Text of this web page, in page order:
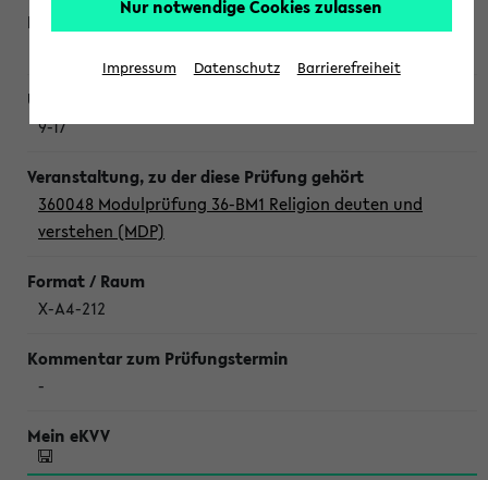
9-17
360048 Modulprüfung 36-BM1 Religion deuten und
verstehen (MDP)
X-A4-212
-
Nur notwendige Cookies zulassen
Impressum Datenschutz Barrierefreiheit